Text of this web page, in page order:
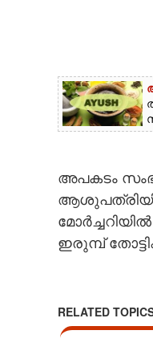
അപകടം
ഇരുമ്പ്
RELATED